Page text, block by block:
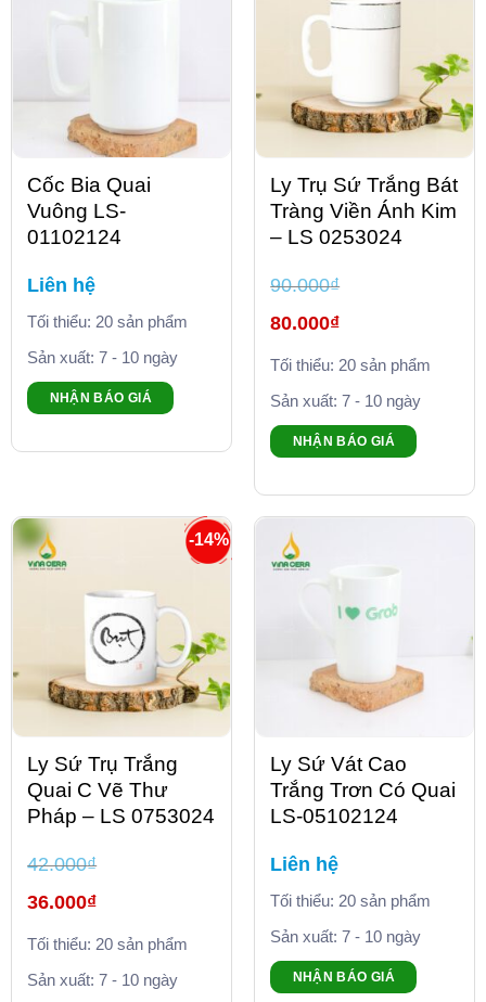
Cốc Bia Quai
Vuông LS-
01102124
Liên hệ
Tối thiểu: 20 sản phẩm
Sản xuất: 7 - 10 ngày
NHẬN BÁO GIÁ
Ly Trụ Sứ Trắng Bát
Tràng Viền Ánh Kim
– LS 0253024
90.000₫
Giá
gốc
90.000₫.
80.000₫
hiện
là:
80.000₫.
Tối thiểu: 20 sản phẩm
Sản xuất: 7 - 10 ngày
NHẬN BÁO GIÁ
-14%
Ly Sứ Trụ Trắng
Quai C Vẽ Thư
Pháp – LS 0753024
42.000₫
Giá
gốc
42.000₫.
36.000₫
hiện
là:
36.000₫.
Tối thiểu: 20 sản phẩm
Sản xuất: 7 - 10 ngày
Ly Sứ Vát Cao
Trắng Trơn Có Quai
LS-05102124
Liên hệ
Tối thiểu: 20 sản phẩm
Sản xuất: 7 - 10 ngày
NHẬN BÁO GIÁ